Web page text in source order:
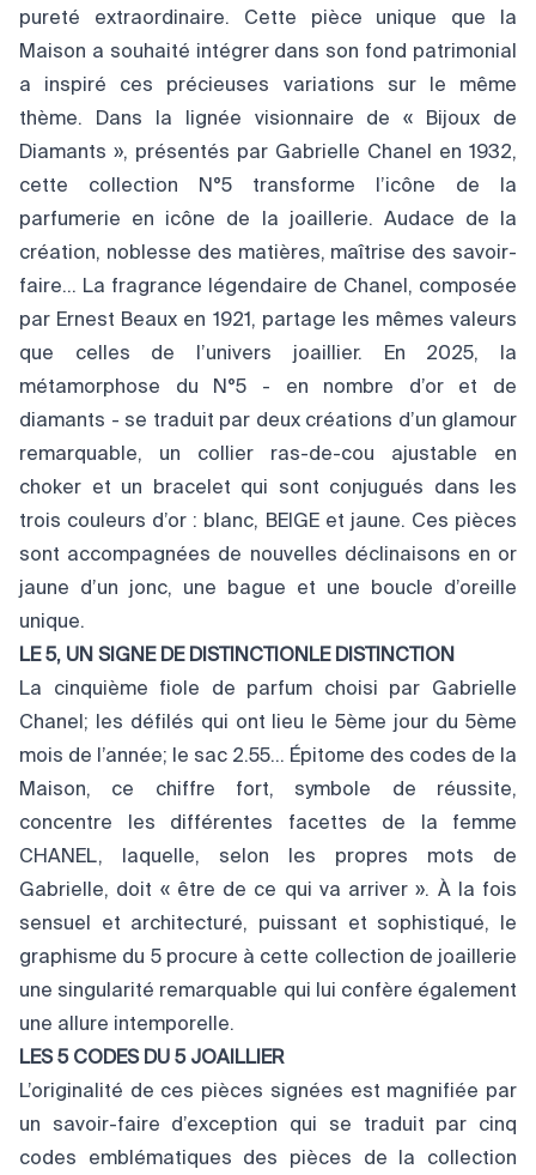
pureté extraordinaire. Cette pièce unique que la
Maison a souhaité intégrer dans son fond patrimonial
a inspiré ces précieuses variations sur le même
thème. Dans la lignée visionnaire de « Bijoux de
Diamants », présentés par Gabrielle Chanel en 1932,
cette collection N°5 transforme l’icône de la
parfumerie en icône de la joaillerie. Audace de la
création, noblesse des matières, maîtrise des savoir-
faire… La fragrance légendaire de Chanel, composée
par Ernest Beaux en 1921, partage les mêmes valeurs
que celles de l’univers joaillier. En 2025, la
métamorphose du N°5 - en nombre d’or et de
diamants - se traduit par deux créations d’un glamour
remarquable, un collier ras-de-cou ajustable en
choker et un bracelet qui sont conjugués dans les
trois couleurs d’or : blanc, BEIGE et jaune. Ces pièces
sont accompagnées de nouvelles déclinaisons en or
jaune d’un jonc, une bague et une boucle d’oreille
unique.
LE 5, UN SIGNE DE DISTINCTIONLE DISTINCTION
La cinquième fiole de parfum choisi par Gabrielle
Chanel; les défilés qui ont lieu le 5ème jour du 5ème
mois de l’année; le sac 2.55… Épitome des codes de la
Maison, ce chiffre fort, symbole de réussite,
concentre les différentes facettes de la femme
CHANEL, laquelle, selon les propres mots de
Gabrielle, doit « être de ce qui va arriver ». À la fois
sensuel et architecturé, puissant et sophistiqué, le
graphisme du 5 procure à cette collection de joaillerie
une singularité remarquable qui lui confère également
une allure intemporelle.
LES 5 CODES DU 5 JOAILLIER
L’originalité de ces pièces signées est magnifiée par
un savoir-faire d’exception qui se traduit par cinq
codes emblématiques des pièces de la collection